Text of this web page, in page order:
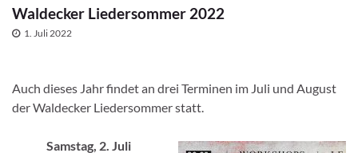
Waldecker Liedersommer 2022
1. Juli 2022
Auch dieses Jahr findet an drei Terminen im Juli und August
der Waldecker Liedersommer statt.
Samstag, 2. Juli